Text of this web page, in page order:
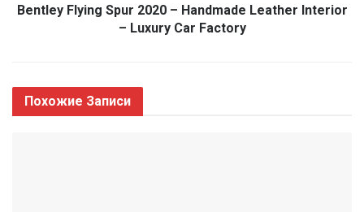
Bentley Flying Spur 2020 – Handmade Leather Interior
– Luxury Car Factory
Похожие Записи